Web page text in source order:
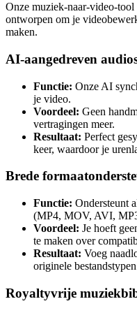
Onze muziek-naar-video-
ontworpen om je
maken.
AI-aangedreven
Functie: Onze AI
je video.
Voordeel: Geen
vertragingen meer.
Resultaat: Perfect
keer, waardoor je
Brede
Functie: Ondersteunt
(MP4, MOV, AVI,
Voordeel: Je hoeft
te maken over
Resultaat: Voeg
originele
Royaltyvrije